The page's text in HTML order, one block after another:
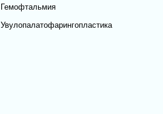
Гемофтальмия
Увулопалатофарингопластика